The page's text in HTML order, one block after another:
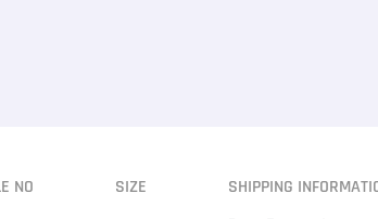
NO SIZE SHIPPING